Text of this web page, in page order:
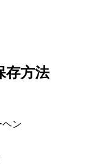
存方法
ヘン